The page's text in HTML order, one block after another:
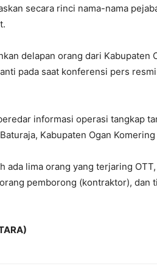
secara rinci nama-nama
delapan orang dari Kabupaten
pada saat konferensi pers
informasi operasi tangkap
Kabupaten Ogan
ada lima orang yang terjaring
pemborong (kontraktor), dan